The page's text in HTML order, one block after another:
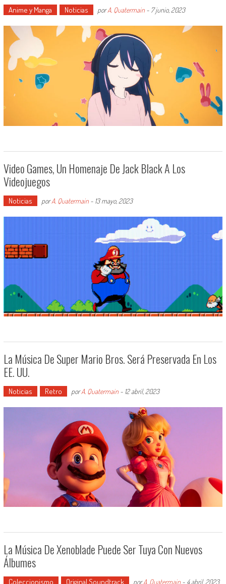
Anime y Manga Noticias porA. Quatermain- 7 junio, 2023
Video Games, Un Homenaje De Jack Black A Los
Videojuegos
Noticias porA. Quatermain- 13 mayo, 2023
La Música De Super Mario Bros. Será Preservada En Los
EE. UU.
Noticias Retro porA. Quatermain- 12 abril, 2023
La Música De Xenoblade Puede Ser Tuya Con Nuevos
Álbumes
Coleccionismo Original Soundtrack porA. Quatermain- 4 abril, 2023